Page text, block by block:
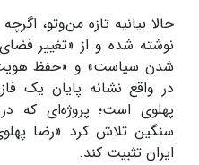
حالا بیانیه تازه من‌وتو،
نوشته شده و از «تغییر
شدن سیاست» و «حفظ
در واقع نشانه پایان یک
پهلوی است؛ پروژه‌ای که
سنگین تلاش کرد «رضا
ایران تثبیت کند.